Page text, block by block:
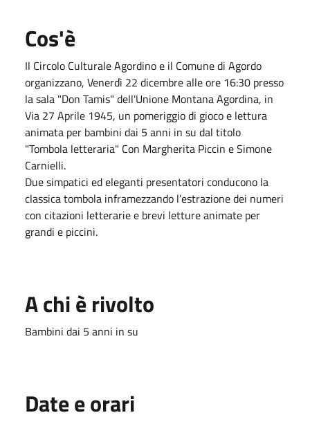
Cos'è
Il Circolo Culturale Agordino e il Comune di Agordo
organizzano, Venerdì 22 dicembre alle ore 16:30 presso
la sala "Don Tamis" dell'Unione Montana Agordina, in
Via 27 Aprile 1945, un pomeriggio di gioco e lettura
animata per bambini dai 5 anni in su dal titolo
"Tombola letteraria" Con Margherita Piccin e Simone
Carnielli.
Due simpatici ed eleganti presentatori conducono la
classica tombola inframezzando l’estrazione dei numeri
con citazioni letterarie e brevi letture animate per
grandi e piccini.
A chi è rivolto
Bambini dai 5 anni in su
Date e orari